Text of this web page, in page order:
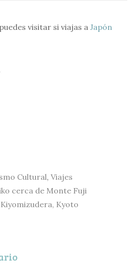
visitar si viajas a Japón
Cultural, Viajes
cerca de Monte Fuji
Kyoto